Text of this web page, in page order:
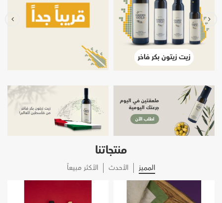
زيت زيتون بكر فاخر
ملعقتين في اليوم
جرعتك اليومية
اطلب الآن
منتجاتنا
المميز الأحدث الأكثر مبيعاً